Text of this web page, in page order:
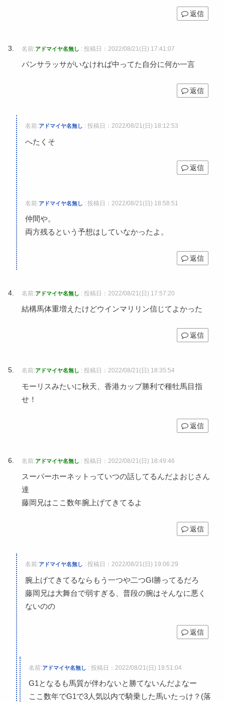
返信
名前:アドマイヤ名無し : 投稿日：2022/08/21(日) 17:41:07
パンサラッサがいなければ中ってた自分に何か一言
返信
名前:アドマイヤ名無し : 投稿日：2022/08/21(日) 18:12:53
へたくそ
返信
名前:アドマイヤ名無し : 投稿日：2022/08/21(日) 18:58:51
仲間や。
両方残るという予想はしていなかったよ。
返信
名前:アドマイヤ名無し : 投稿日：2022/08/21(日) 17:57:20
結構馬体重増えたけどウインマリリン信じてよかった
返信
名前:アドマイヤ名無し : 投稿日：2022/08/21(日) 18:35:54
モーリスみたいに秋天、香港カップ勝利で種牡馬目指
せ！
返信
名前:アドマイヤ名無し : 投稿日：2022/08/21(日) 18:49:46
スーパーホーネットっていつの話してるんだよおじさん
達
藤岡兄はここ数年腕上げてきてるよ
返信
名前:アドマイヤ名無し : 投稿日：2022/08/21(日) 19:06:29
腕上げてきてるならもう一つや二つGI勝ってるだろ
藤岡兄は大舞台で弱すぎる、普段の腕はそんなに悪く
ないのの
返信
名前:アドマイヤ名無し : 投稿日：2022/08/21(日) 19:51:04
G1となるも馬質が伴わないと勝てないんだよなー
ここ数年でG1で3人気以内で騎乗した馬いたっけ？(落